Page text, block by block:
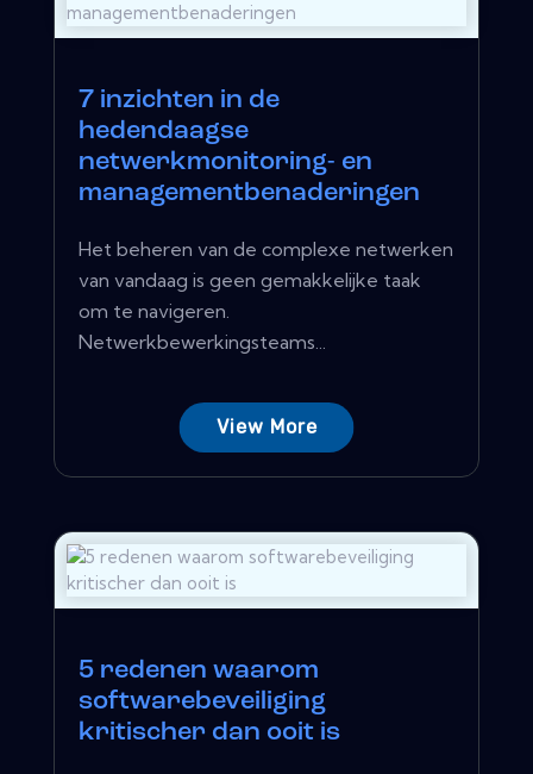
7 inzichten in de
hedendaagse
netwerkmonitoring- en
managementbenaderingen
Het beheren van de complexe netwerken
van vandaag is geen gemakkelijke taak
om te navigeren.
Netwerkbewerkingsteams...
View More
5 redenen waarom
softwarebeveiliging
kritischer dan ooit is